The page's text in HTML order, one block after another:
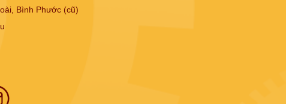
Bình Phước (cũ)